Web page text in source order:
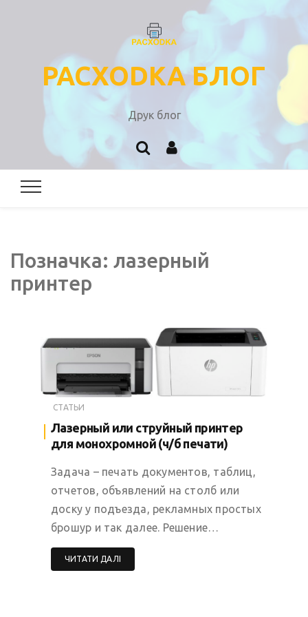
PACXODKA БЛОГ
Друк блог
Позначка: лазерный
принтер
СТАТЬИ
Лазерный или струйный принтер
для монохромной (ч/б печати)
Задача – печать документов, таблиц,
отчетов, объявлений на столб или
доску у подъезда, рекламных простых
брошур и так далее. Решение…
ЧИТАТИ ДАЛІ